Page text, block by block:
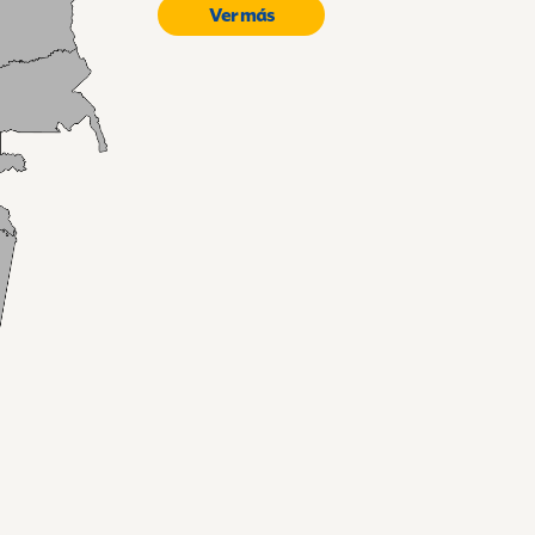
51,7% eran mujeres y el 48,3%
poblacional, se puede evidenciar que
Ver más